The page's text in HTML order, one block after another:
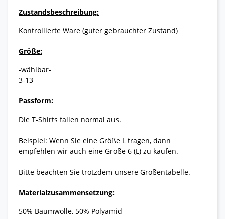
Zustandsbeschreibung:
Kontrollierte Ware (guter gebrauchter Zustand)
Größe:
-wählbar-
3-13
Passform:
Die T-Shirts fallen normal aus.
Beispiel: Wenn Sie eine Größe L tragen, dann
empfehlen wir auch eine Größe 6 (L) zu kaufen.
Bitte beachten Sie trotzdem unsere Größentabelle.
Materialzusammensetzung:
50% Baumwolle, 50% Polyamid